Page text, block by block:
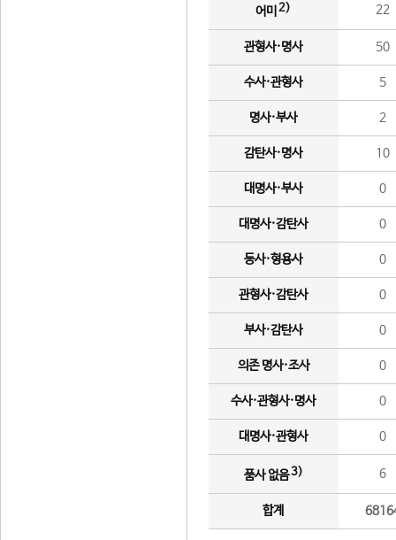
어미 2) 22
관형사·명사 50
수사·관형사 5
명사·부사 2
감탄사·명사 10
대명사·부사 0
대명사·감탄사 0
동사·형용사 0
관형사·감탄사 0
부사·감탄사 0
의존 명사·조사 0
수사·관형사·명사 0
대명사·관형사 0
품사 없음3) 6
합계